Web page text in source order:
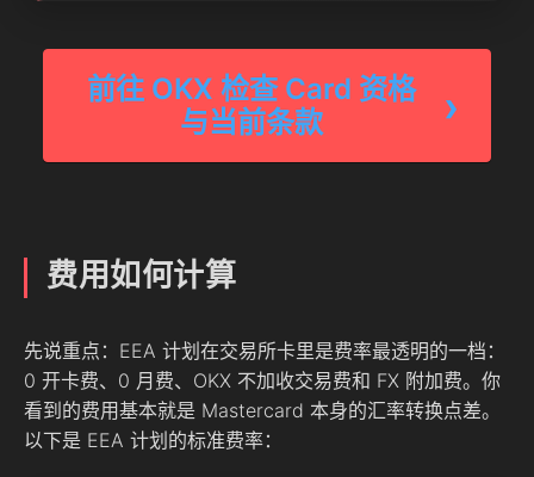
前往 OKX 检查 Card 资格
与当前条款
费用如何计算
先说重点：EEA 计划在交易所卡里是费率最透明的一档：
0 开卡费、0 月费、OKX 不加收交易费和 FX 附加费。你
看到的费用基本就是 Mastercard 本身的汇率转换点差。
以下是 EEA 计划的标准费率：